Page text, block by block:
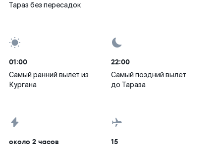
Тараз без пересадок
01:00
Самый ранний вылет из
Кургана
22:00
Самый поздний вылет
до Тараза
около 2 часов 15